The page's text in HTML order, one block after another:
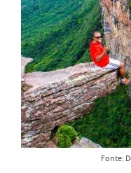
Fonte: